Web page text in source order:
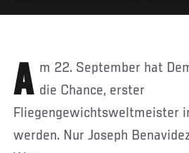
Am 22. September hat Demetrious Johnson die Chance, erster
Fliegengewichtsweltmeister
werden. Nur Joseph